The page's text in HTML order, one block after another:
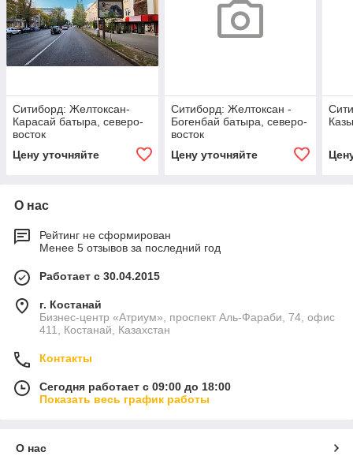
Ситиборд: Желтоксан-
Карасай батыра, северо-
восток
Цену уточняйте
Ситиборд: Желтоксан -
Богенбай батыра, северо-
восток
Цену уточняйте
О нас
Рейтинг не сформирован
Менее 5 отзывов за последний год
Работает с 30.04.2015
г. Костанай
Бизнес-центр «Атриум», проспект Аль-Фараби, 74, офис
411, Костанай, Казахстан
Контакты
Сегодня работает с 09:00 до 18:00
Показать весь график работы
О нас